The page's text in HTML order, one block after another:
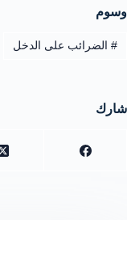
وسوم
#الضرائب على الدخل
شارك